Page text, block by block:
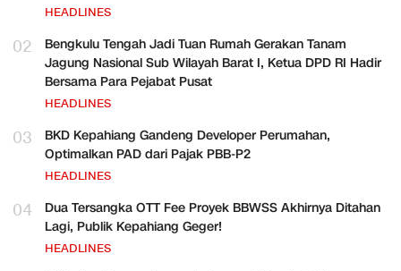
HEADLINES
02
Bengkulu Tengah Jadi Tuan Rumah Gerakan Tanam
Jagung Nasional Sub Wilayah Barat I, Ketua DPD RI Hadir
Bersama Para Pejabat Pusat
HEADLINES
03
BKD Kepahiang Gandeng Developer Perumahan,
Optimalkan PAD dari Pajak PBB-P2
HEADLINES
04
Dua Tersangka OTT Fee Proyek BBWSS Akhirnya Ditahan
Lagi, Publik Kepahiang Geger!
HEADLINES